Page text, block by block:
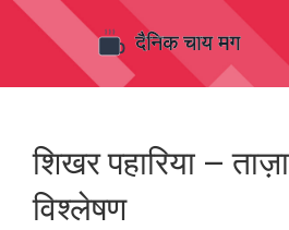
शिखर पहारिया –
विश्लेषण